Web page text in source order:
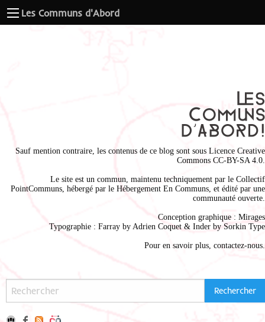
Les Communs d'Abord
Sauf mention contraire, les contenus de ce blog sont sous Licence Creative
Commons CC-BY-SA 4.0
Le site est un commun, maintenu techniquement par le Collectif
PointCommuns , hébergé par le Hébergement En Communs , et édité par une
communauté ouverte.
Conception graphique : Mirages
Typographie : Farray by Adrien Coquet & Inder by Sorkin Type
Pour en savoir plus, contactez-nous